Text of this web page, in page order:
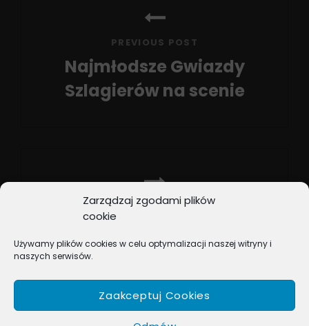
Zarządzaj zgodami plików
cookie
Używamy plików cookies w celu optymalizacji naszej witryny i
naszych serwisów.
Zaakceptuj Cookies
PREVIOUS POST
Najmłodsze Gwiazdy
Szlagierów na scenie
NEXT POST
przebojów
Next